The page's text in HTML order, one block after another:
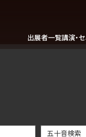
出展者一覧講演・